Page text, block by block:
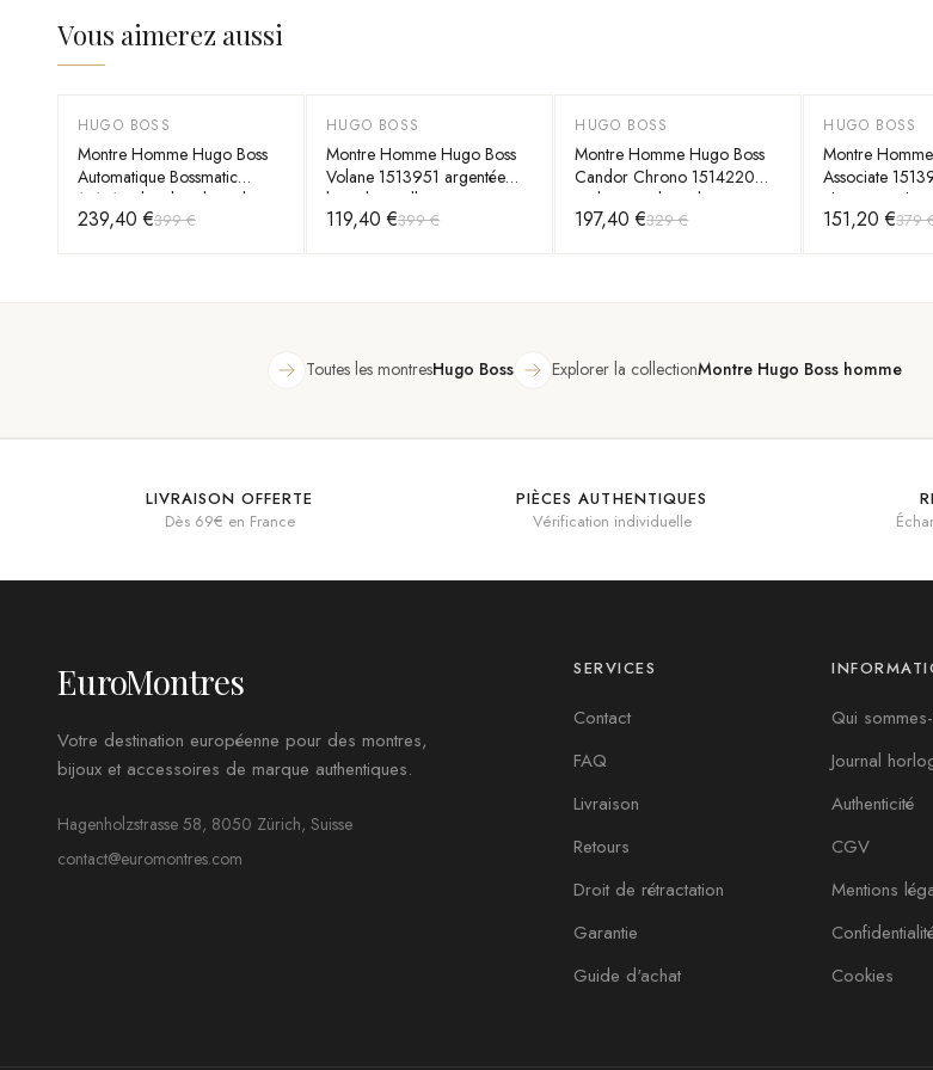
Vous aimerez aussi
-40%
HUGO BOSS
Montre Homme Hugo Boss
Automatique Bossmatic
1514178 bicolore bracelet
maillons acier
239,40 €399 €
-70 %
HUGO BOSS
Montre Homme Hugo Boss
Volane 1513951 argentée
bracelet maillons acier
119,40 €399 €
-40%
HUGO BOSS
Montre Homme Hugo Boss
Candor Chrono 1514220
cadran vert bracelet acier
197,40 €329 €
-60%
HUGO BOSS
Montre
Associate
chronographe
151,20 €379
Toutes les montresHugo Boss Explorer la collectionMontre Hugo Boss homme
LIVRAISON OFFERTE
Dès 69€ en France
PIÈCES AUTHENTIQUES
Vérification individuelle
EuroMontres
Votre destination européenne pour des montres,
bijoux et accessoires de marque authentiques.
Hagenholzstrasse 58, 8050 Zürich, Suisse
contact@euromontres.com
SERVICES
Contact
FAQ
Livraison
Retours
Droit de rétractation
Garantie
Guide d'achat
Qui
Journal
Authenticité
CGV
Mentions
Cookies